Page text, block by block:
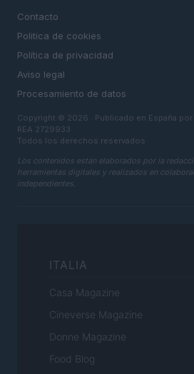
Contacto
Politica de cookies
Política de privacidad
Aviso legal
Procesamiento de datos
Copyright © 2026 · Publicado en España
REA 2729933
Todos los derechos reservados
Los contenidos están elaborados por la
herramientas digitales y realizados en
independientes.
ITALIA
Casa Magazine
Cineverse Magazine
Donne Magazine
Food Blog